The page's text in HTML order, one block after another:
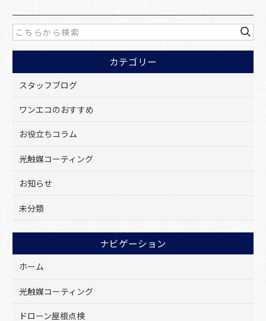
e
b
o
o
k
カテゴリー
スタッフブログ
ワンエコのおすすめ
お役立ちコラム
光触媒コーティング
お知らせ
未分類
ナビゲーション
ホーム
光触媒コーティング
ドローン屋根点検